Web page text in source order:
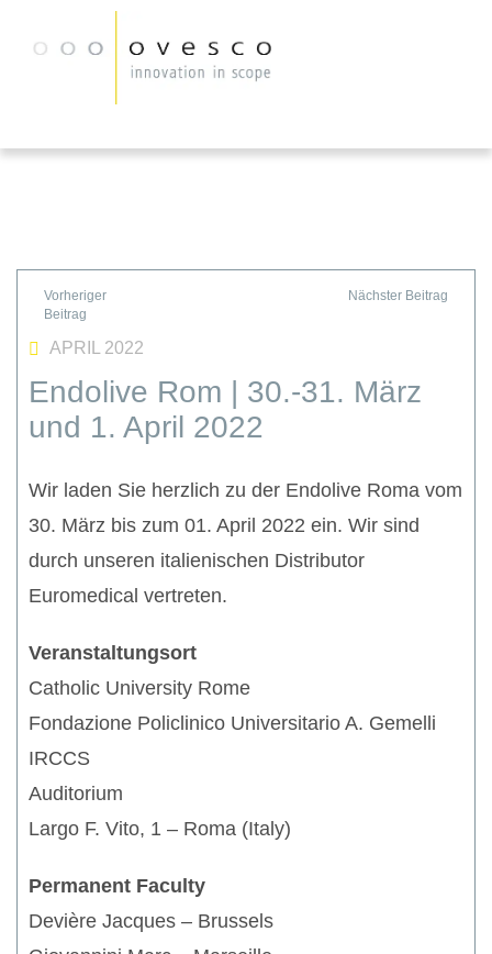
APRIL 2022
Endolive Rom | 30.-31. März
und 1. April 2022
Wir laden Sie herzlich zu der Endolive Roma vom
30. März bis zum 01. April 2022 ein. Wir sind
durch unseren italienischen Distributor
Euromedical vertreten.
Veranstaltungsort
Catholic University Rome
Fondazione Policlinico Universitario A. Gemelli
IRCCS
Auditorium
Largo F. Vito, 1 – Roma (Italy)
Permanent Faculty
Devière Jacques – Brussels